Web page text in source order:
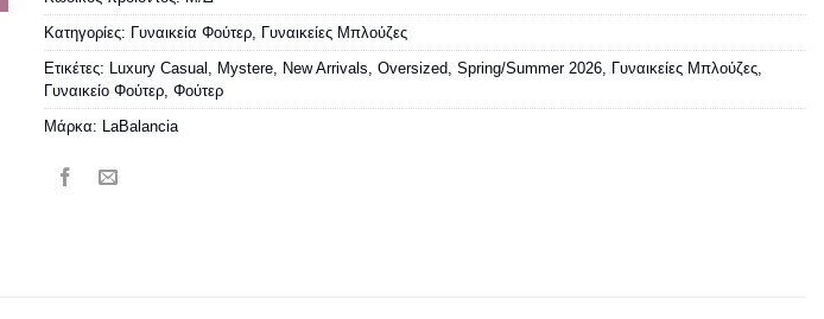
Κατηγορίες: Γυναικεία Φούτερ, Γυναικείες Μπλούζες
Ετικέτες: Luxury Casual , Mystere, New Arrivals, Oversized, Spring/Summer 2026, Γυναικείες Μπλούζες,
Γυναικείο Φούτερ, Φούτερ
Μάρκα: LaBalancia